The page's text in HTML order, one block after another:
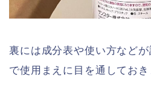
裏には成分表や使い方など
で使用まえに目を通しておき